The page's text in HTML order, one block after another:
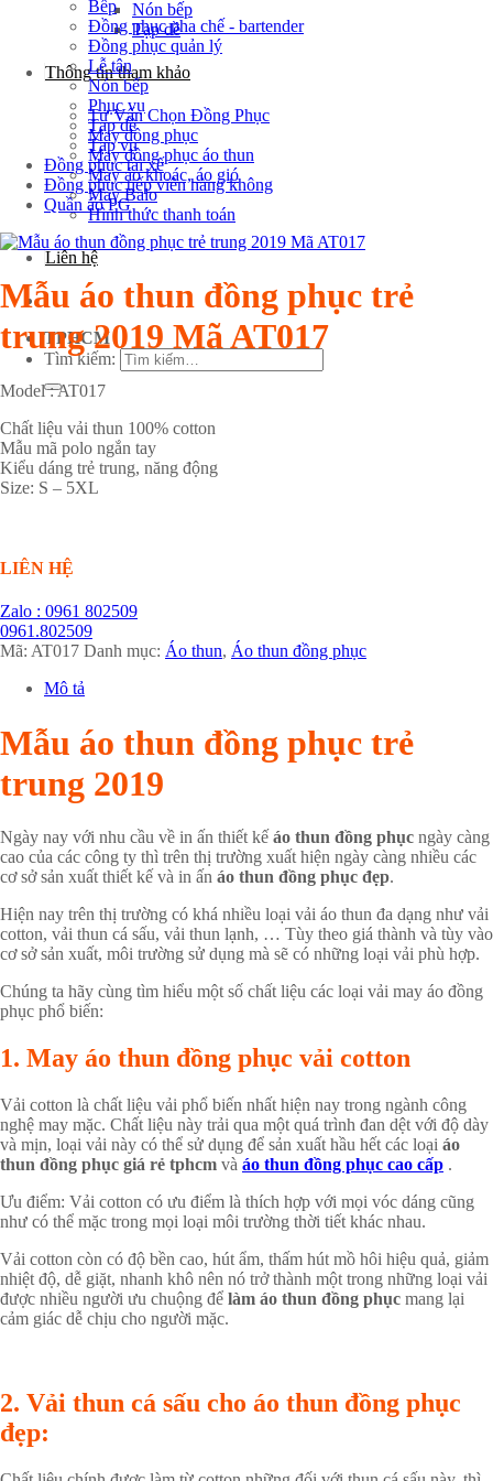
Nón bếp
Tạp dề
Thông tin tham khảo
Tư Vấn Chọn Đồng Phục
May đồng phục
May đồng phục áo thun
May áo khoác, áo gió
May Balo
Hình thức thanh toán
Liên hệ
TPHCM
Tìm kiếm:
Bếp
Đồng phục pha chế - bartender
Đồng phục quản lý
Lễ tân
Nón bếp
Phục vụ
Tạp dề
Tạp vụ
Đồng phục tài xế
Đồng phục tiếp viên hàng không
Quần áo PG
Mẫu áo thun đồng phục trẻ
trung 2019 Mã AT017
Model : AT017
Chất liệu vải thun 100% cotton
Mẫu mã polo ngắn tay
Kiểu dáng trẻ trung, năng động
Size: S – 5XL
LIÊN HỆ
Zalo : 0961 802509
0961.802509
Mã: AT017 Danh mục: Áo thun, Áo thun đồng phục
Mô tả
Mẫu áo thun đồng phục trẻ
trung 2019
Ngày nay với nhu cầu về in ấn thiết kế áo thun đồng phục ngày càng
cao của các công ty thì trên thị trường xuất hiện ngày càng nhiều các
cơ sở sản xuất thiết kế và in ấn áo thun đồng phục đẹp.
Hiện nay trên thị trường có khá nhiều loại vải áo thun đa dạng như vải
cotton, vải thun cá sấu, vải thun lạnh, … Tùy theo giá thành và tùy vào
cơ sở sản xuất, môi trường sử dụng mà sẽ có những loại vải phù hợp.
Chúng ta hãy cùng tìm hiểu một số chất liệu các loại vải may áo đồng
phục phổ biến:
1. May áo thun đồng phục vải cotton
Vải cotton là chất liệu vải phổ biến nhất hiện nay trong ngành công
nghệ may mặc. Chất liệu này trải qua một quá trình đan dệt với độ dày
và mịn, loại vải này có thể sử dụng để sản xuất hầu hết các loại áo
thun đồng phục giá rẻ tphcm và áo thun đồng phục cao cấp .
Ưu điểm: Vải cotton có ưu điểm là thích hợp với mọi vóc dáng cũng
như có thể mặc trong mọi loại môi trường thời tiết khác nhau.
Vải cotton còn có độ bền cao, hút ẩm, thấm hút mồ hôi hiệu quả, giảm
nhiệt độ, dễ giặt, nhanh khô nên nó trở thành một trong những loại vải
được nhiều người ưu chuộng để làm áo thun đồng phục mang lại
cảm giác dễ chịu cho người mặc.
2. Vải thun cá sấu cho áo thun đồng phục
đẹp: